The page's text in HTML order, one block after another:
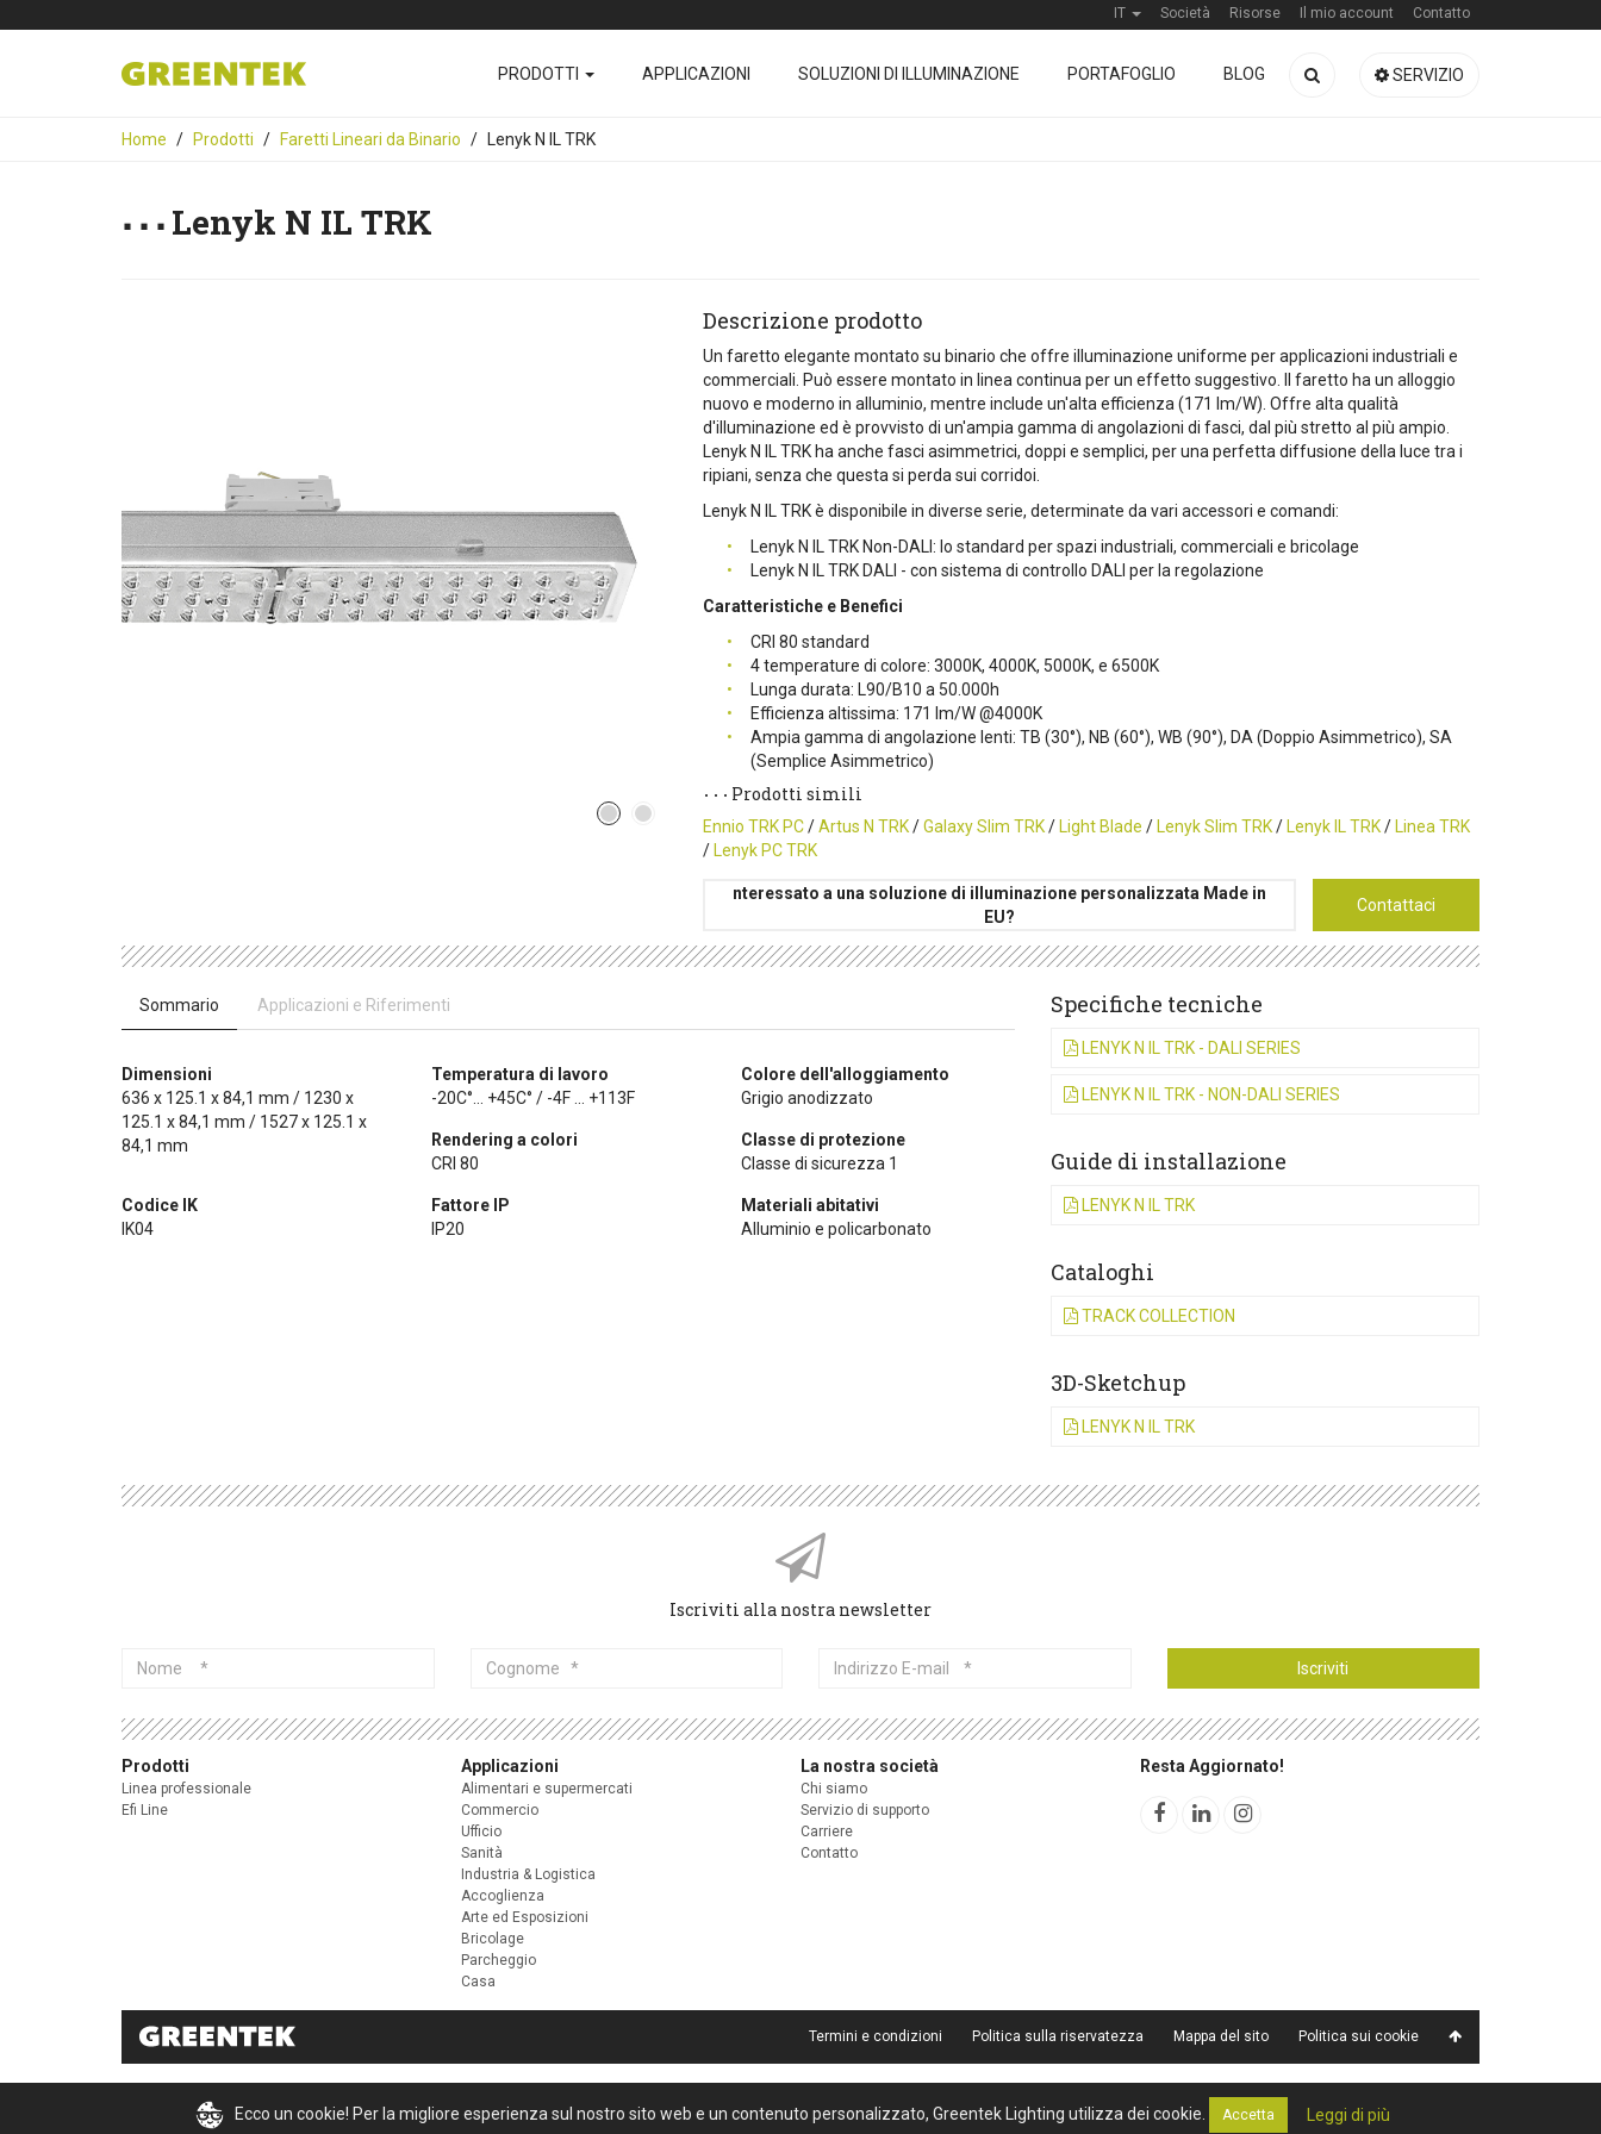
IT Società Risorse Il mio account Contatto
PRODOTTI APPLICAZIONI SOLUZIONI DI ILLUMINAZIONE PORTAFOGLIO BLOG SERVIZIO
Home Prodotti Faretti Lineari da Binario Lenyk N IL TRK
Lenyk N IL TRK
Descrizione prodotto
Un faretto elegante montato su binario che offre illuminazione uniforme per applicazioni industriali e
commerciali. Può essere montato in linea continua per un effetto suggestivo. Il faretto ha un alloggio
nuovo e moderno in alluminio, mentre include un'alta efficienza (171 lm/W). Offre alta qualità
d'illuminazione ed è provvisto di un'ampia gamma di angolazioni di fasci, dal più stretto al più ampio.
Lenyk N IL TRK ha anche fasci asimmetrici, doppi e semplici, per una perfetta diffusione della luce tra i
ripiani, senza che questa si perda sui corridoi.
Lenyk N IL TRK è disponibile in diverse serie, determinate da vari accessori e comandi:
Lenyk N IL TRK Non-DALI: lo standard per spazi industriali, commerciali e bricolage
Lenyk N IL TRK DALI - con sistema di controllo DALI per la regolazione
Caratteristiche e Benefici
CRI 80 standard
4 temperature di colore: 3000K, 4000K, 5000K, e 6500K
Lunga durata: L90/B10 a 50.000h
Efficienza altissima: 171 lm/W @4000K
Ampia gamma di angolazione lenti: TB (30°), NB (60°), WB (90°), DA (Doppio Asimmetrico), SA
(Semplice Asimmetrico)
Prodotti simili
Ennio TRK PC/Artus N TRK/Galaxy Slim TRK/ Light Blade / Lenyk Slim TRK/ Lenyk IL TRK/ Linea TRK
/ Lenyk PC TRK
nteressato a una soluzione di illuminazione personalizzata Made in
EU?
Contattaci
Sommario Applicazioni e Riferimenti
Dimensioni
636 x 125.1 x 84,1 mm / 1230 x
125.1 x 84,1 mm / 1527 x 125.1 x
84,1 mm
Temperatura di lavoro
-20C°... +45C° / -4F ... +113F
Colore dell'alloggiamento
Grigio anodizzato
Rendering a colori
CRI 80
Classe di protezione
Classe di sicurezza 1
Codice IK
IK04
Fattore IP
IP20
Materiali abitativi
Alluminio e policarbonato
Specifiche tecniche
LENYK N IL TRK - DALI SERIES
LENYK N IL TRK - NON-DALI SERIES
Guide di installazione
LENYK N IL TRK
Cataloghi
TRACK COLLECTION
3D-Sketchup
LENYK N IL TRK
Iscriviti alla nostra newsletter
Nome Cognome
Indirizzo
Iscriviti
Prodotti
Linea professionale
Efi Line
Applicazioni
Alimentari e supermercati
Commercio
Ufficio
Sanità
Industria & Logistica
Accoglienza
Arte ed Esposizioni
Bricolage
Parcheggio
Casa
La nostra società
Chi siamo
Servizio di supporto
Carriere
Contatto
Resta Aggiornato!
Termini e condizioni Politica sulla riservatezza Mappa del sito Politica sui cookie
Ecco un cookie! Per la migliore esperienza sul nostro sito web e un contenuto personalizzato, Greentek Lighting utilizza dei cookie. Accetta Leggi di più